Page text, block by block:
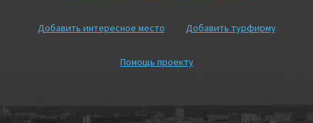
Добавить интересное место Добавить турфирму
Помощь проекту